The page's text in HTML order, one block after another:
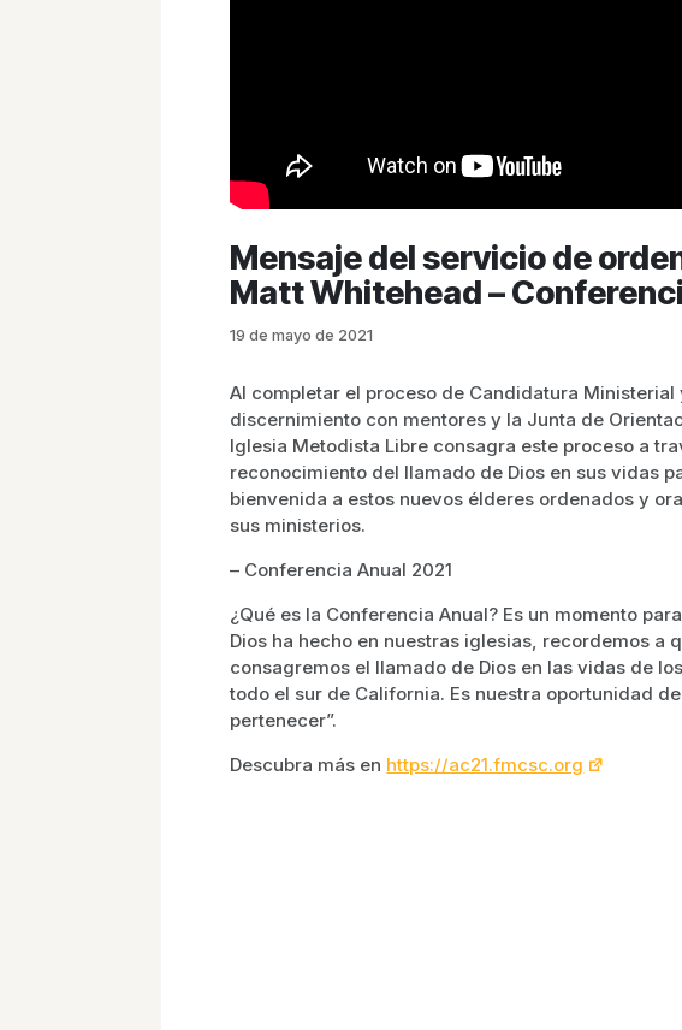
Mensaje del servicio de
Matt Whitehead –
19 de mayo de 2021
Al completar el proceso de Candidatura Ministerial
discernimiento con mentores y la Junta de
Iglesia Metodista Libre consagra este proceso a
reconocimiento del llamado de Dios en sus vidas
bienvenida a estos nuevos élderes ordenados y
sus ministerios.
– Conferencia Anual 2021
¿Qué es la Conferencia Anual? Es un momento
Dios ha hecho en nuestras iglesias, recordemos a
consagremos el llamado de Dios en las vidas de
todo el sur de California. Es nuestra oportunidad
pertenecer”.
Descubra más en https://ac21.fmcsc.org